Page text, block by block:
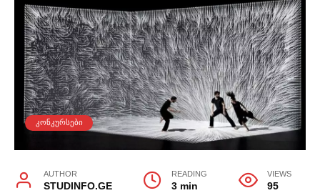
ᲙᲝᲜᲙᲣᲠᲡᲔᲑᲘ
AUTHOR
STUDINFO.GE
READING
3 min
VIEWS
95